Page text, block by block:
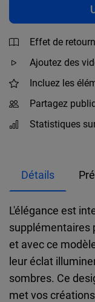
Effet de
Ajoutez des
Incluez les
Partagez
Statistiques
Détails
L'élégance est
supplémentaires
et avec ce
leur éclat
sombres. Ce
met vos